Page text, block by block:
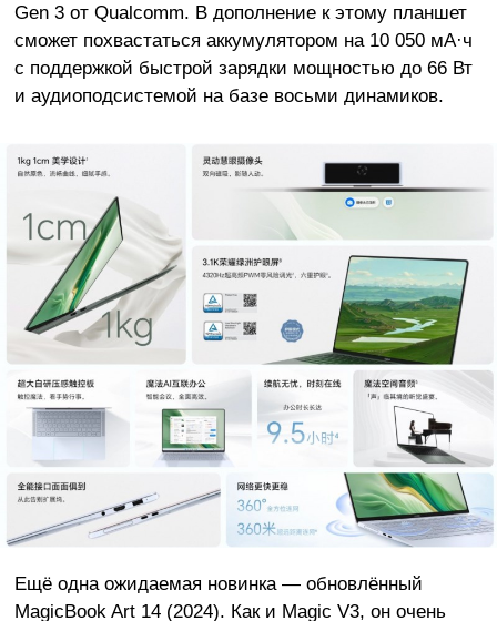
Gen 3 от Qualcomm. В дополнение к этому планшет
сможет похвастаться аккумулятором на 10 050 мА·ч
с поддержкой быстрой зарядки мощностью до 66 Вт
и аудиоподсистемой на базе восьми динамиков.
Ещё одна ожидаемая новинка — обновлённый
MagicBook Art 14 (2024). Как и Magic V3, он очень